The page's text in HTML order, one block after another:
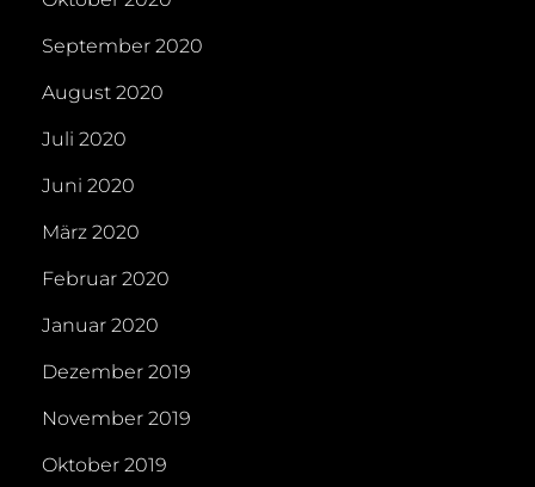
September 2020
August 2020
Juli 2020
Juni 2020
März 2020
Februar 2020
Januar 2020
Dezember 2019
November 2019
Oktober 2019